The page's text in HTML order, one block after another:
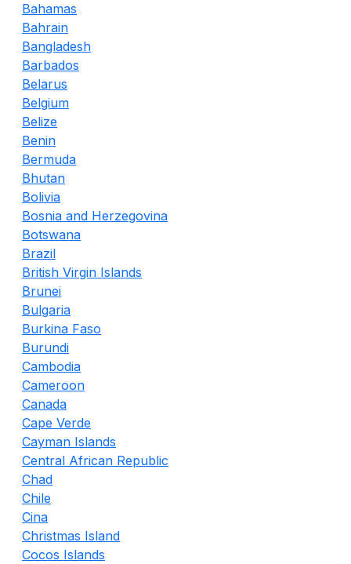
Bahamas
Bahrain
Bangladesh
Barbados
Belarus
Belgium
Belize
Benin
Bermuda
Bhutan
Bolivia
Bosnia and Herzegovina
Botswana
Brazil
British Virgin Islands
Brunei
Bulgaria
Burkina Faso
Burundi
Cambodia
Cameroon
Canada
Cape Verde
Cayman Islands
Central African Republic
Chad
Chile
Cina
Christmas Island
Cocos Islands